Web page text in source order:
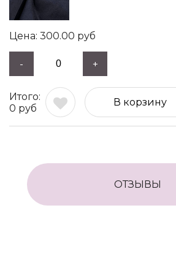
300.00 руб
- +
0 руб
В корзину
ОТЗЫВЫ